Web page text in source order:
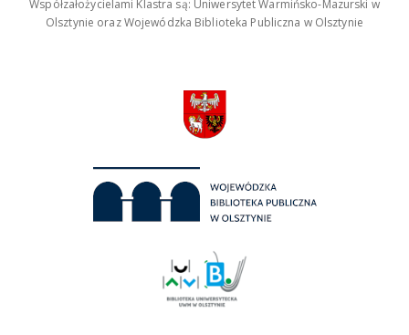
Współzałożycielami Klastra są: Uniwersytet Warmińsko-Mazurski w
Olsztynie oraz Wojewódzka Biblioteka Publiczna w Olsztynie